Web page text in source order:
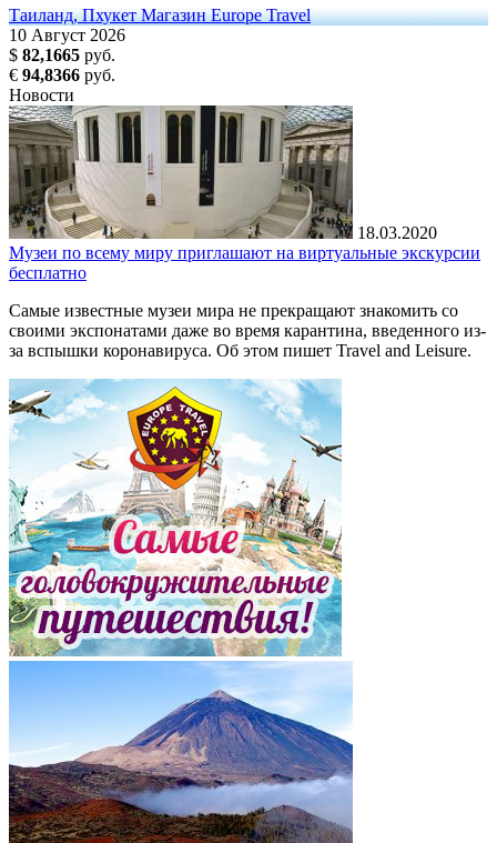
Таиланд, Пхукет Магазин Europe Travel
10 Август 2026
$ 82,1665 руб.
€ 94,8366 руб.
Новости
18.03.2020
Музеи по всему миру приглашают на виртуальные экскурсии
бесплатно
Самые известные музеи мира не прекращают знакомить со
своими экспонатами даже во время карантина, введенного из-
за вспышки коронавируса. Об этом пишет Travel and Leisure.